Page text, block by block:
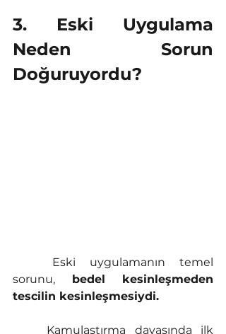
3. Eski Uygulama
Neden Sorun
Doğuruyordu?
sorunu, bedel kesinleşmeden
tescilin kesinleşmesiydi.